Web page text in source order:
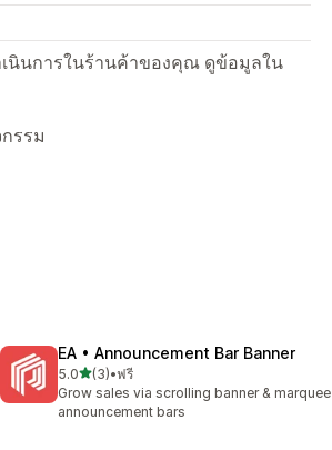
นินการในร้านค้าของคุณ ดูข้อมูลใน
รรม
EA • Announcement Bar Banner
5.0เต็ม 5 ดาว
(3)
ทั้งหมด 3 รีวิว
•ฟรี
Grow sales via scrolling banner & marquee
announcement bars